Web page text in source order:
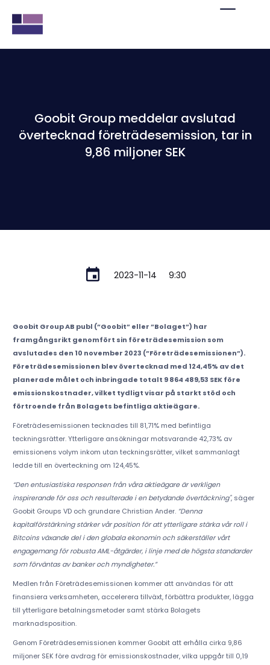
Goobit Group meddelar avslutad
övertecknad företrädesemission, tar in
9,86 miljoner SEK
2023-11-14 9:30
Goobit Group AB publ (”Goobit” eller ”Bolaget”) har
framgångsrikt genomfört sin företrädesemission som
avslutades den 10 november 2023 (”Företrädesemissionen”).
Företrädesemissionen blev övertecknad med 124,45% av det
planerade målet och inbringade totalt 9 864 489,53 SEK före
emissionskostnader, vilket tydligt visar på starkt stöd och
förtroende från Bolagets befintliga aktieägare.
Företrädesemissionen tecknades till 81,71% med befintliga
teckningsrätter. Ytterligare ansökningar motsvarande 42,73% av
emissionens volym inkom utan teckningsrätter, vilket sammanlagt
ledde till en överteckning om 124,45%.
“Den entusiastiska responsen från våra aktieägare är verkligen
inspirerande för oss och resulterade i en betydande övertäckning", säger
Goobit Groups VD och grundare Christian Ander. ”Denna
kapitalförstärkning stärker vår position för att ytterligare stärka vår roll i
Bitcoins växande del i den globala ekonomin och säkerställer vårt
engagemang för robusta AML-åtgärder, i linje med de högsta standarder
som förväntas av banker och myndigheter.”
Medlen från Företrädesemissionen kommer att användas för att
finansiera verksamheten, accelerera tillväxt, förbättra produkter, lägga
till ytterligare betalningsmetoder samt stärka Bolagets
marknadsposition.
Genom Företrädesemissionen kommer Goobit att erhålla cirka 9,86
miljoner SEK före avdrag för emissionskostnader, vilka uppgår till 0,19